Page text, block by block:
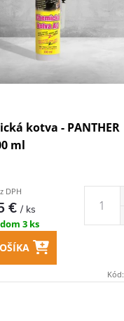
kotva - PANTHER
ml
DPH
€/ ks
3 ks
Kód: